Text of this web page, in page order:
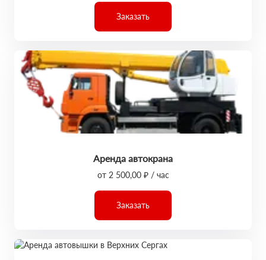
Заказать
Аренда автокрана
от 2 500,00 ₽ / час
Заказать